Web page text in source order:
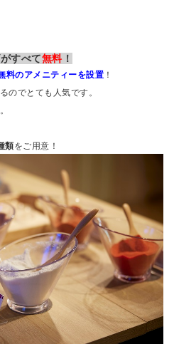
すべて無料！
料のアメニティーを設置 ！
のでとても人気です。
類をご用意！